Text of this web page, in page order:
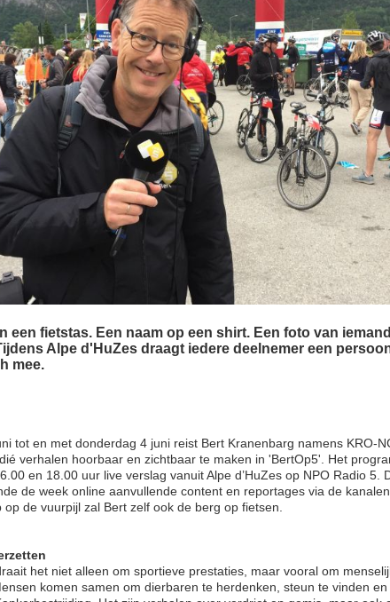
een fietstas. Een naam op een shirt. Een foto van
Alpe d'HuZes draagt iedere deelnemer een
mee.
tot en met donderdag 4 juni reist Bert Kranenbarg namens KRO-
verhalen hoorbaar en zichtbaar te maken in 'BertOp5'. Het
en 18.00 uur live verslag vanuit Alpe d’HuZes op NPO Radio 5.
de week online aanvullende content en reportages via de
op de vuurpijl zal Bert zelf ook de berg op fietsen.
het niet alleen om sportieve prestaties, maar vooral om
komen samen om dierbaren te herdenken, steun te vinden